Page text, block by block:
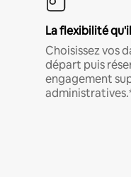
La flexibilité
Choisissez vos
départ puis
engagement